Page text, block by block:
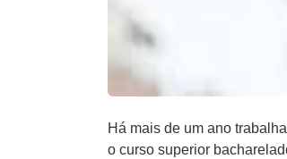
Há mais de um ano
o curso superior